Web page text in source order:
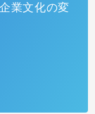
業文化の変